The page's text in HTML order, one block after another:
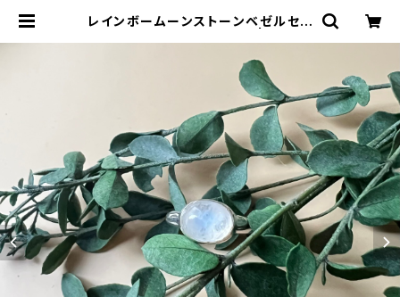
レインボームーンストーンベゼルセッ